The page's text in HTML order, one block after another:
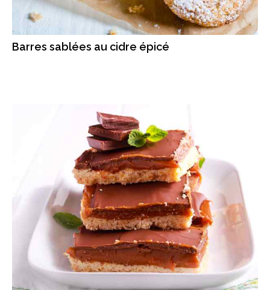
Barres sablées au cidre épicé